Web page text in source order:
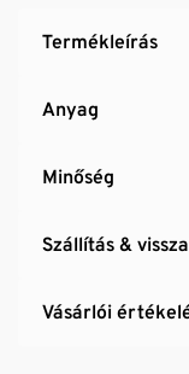
Termékleírás
Anyag
Minőség
Szállítás &
Vásárlói